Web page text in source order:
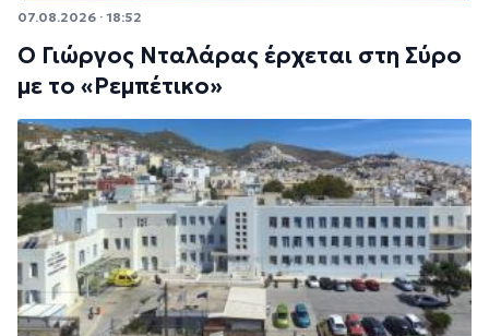
07.08.2026 · 18:52
Ο Γιώργος Νταλάρας έρχεται στη Σύρο
με το «Ρεμπέτικο»